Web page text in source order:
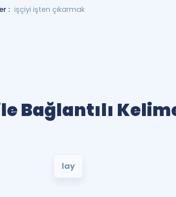
: işçiyi işten çıkarmak
Bağlantılı
lay